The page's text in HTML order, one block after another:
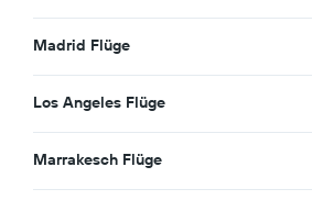
Madrid Flüge
Los Angeles Flüge
Marrakesch Flüge